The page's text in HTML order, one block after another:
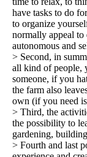
have tasks to do
to organize
normally appeal
autonomous and
> Second, in
all kind of people,
someone, if you
the farm also
own (if you need
> Third, the
the possibility to
gardening,
> Fourth and last